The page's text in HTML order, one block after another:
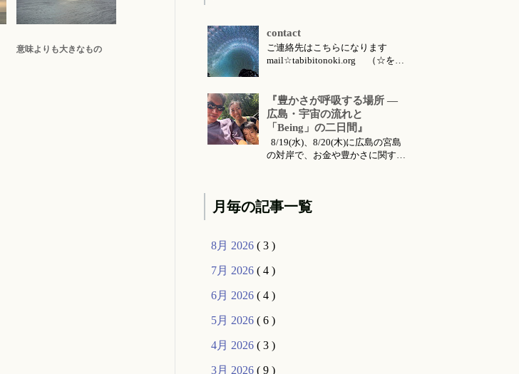
意味よりも大きなもの
contact
ご連絡先はこちらになります
mail☆tabibitonoki.org （☆を@
こちらです 今月のイベント・ワ
ークショップ・セッション・リト
リート・出張情報等 対面セッシ
ョン所要時間・場所 セッション
メニ...
『豊かさが呼吸する場所 ―
広島・宇宙の流れと
「Being」の二日間』
8/19(水)、8/20(木)に広島の宮島
の対岸で、お金や豊かさに関する
かさ・宇宙の流れ〜』 のお話の
ンツとして購入可能です...
月毎の記事一覧
8月 2026 ( 3 )
7月 2026 ( 4 )
6月 2026 ( 4 )
5月 2026 ( 6 )
4月 2026 ( 3 )
3月 2026 ( 9 )